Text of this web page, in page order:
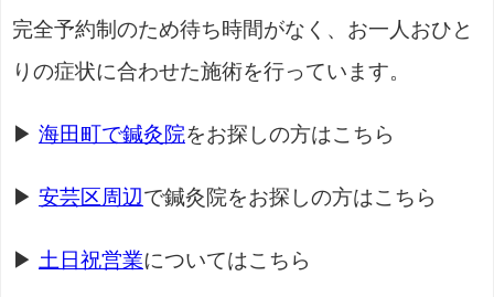
完全予約制のため待ち時間がなく、お一人おひと
りの症状に合わせた施術を行っています。
▶ 海田町で鍼灸院をお探しの方はこちら
▶ 安芸区周辺で鍼灸院をお探しの方はこちら
▶ 土日祝営業についてはこちら